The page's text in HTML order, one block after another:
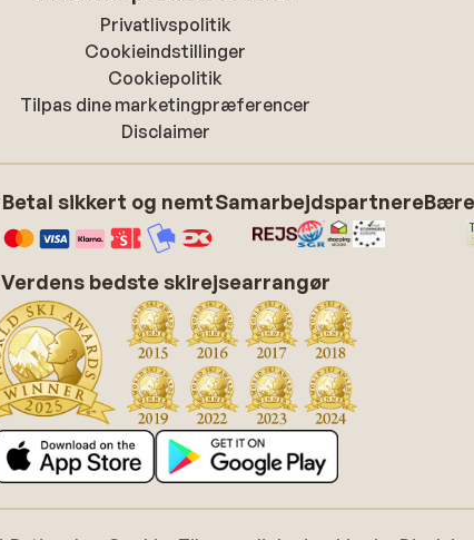
Privatlivspolitik
Cookieindstillinger
Cookiepolitik
Tilpas dine marketingpræferencer
Disclaimer
Betal sikkert og nemtSamarbejdspartnere
Verdens bedste skirejsearrangør